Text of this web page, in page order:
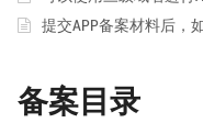
提交APP备案材料后，
备案目录